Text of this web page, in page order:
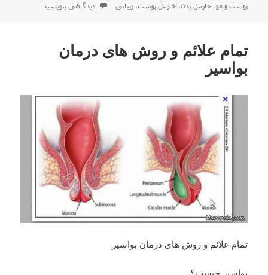
شده
پوست و مو،خارش بدن،خارش پوست،زیبایی برای دلایل خارش پوست چیست؟
دیدگاهی بنویسید
تمام علائم و روش های درمان
بواسیر
تمام علائم و روش های درمان بواسیر
بواسیر چیست؟